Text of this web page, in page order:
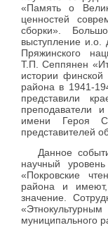
«Память о
ценностей
сборки».
выступление и.о.
Пряжинского
Т.П. Сеппянен «
истории финской
района в 1941-
представили
преподаватели
имени Героя
представителей
Данное
научный уровень
«Покровские
района и
значение.
муниципального